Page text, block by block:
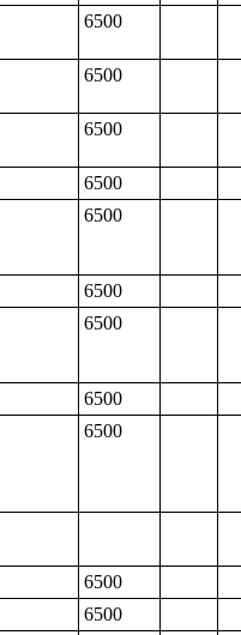
6500
6500
6500
6500
6500
6500
6500
6500
6500
6500
6500